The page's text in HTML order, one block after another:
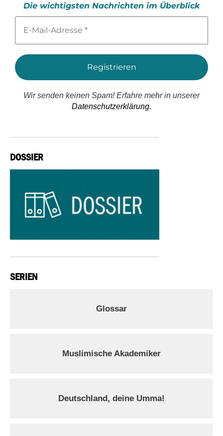
Die wichtigsten Nachrichten im Überblick
Mail-
*
Wir senden keinen Spam! Erfahre mehr in unserer
Datenschutzerklärung.
DOSSIER
SERIEN
Glossar
Muslimische Akademiker
Deutschland, deine Umma!